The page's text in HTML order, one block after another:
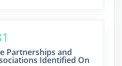
Partnerships and
Identified On